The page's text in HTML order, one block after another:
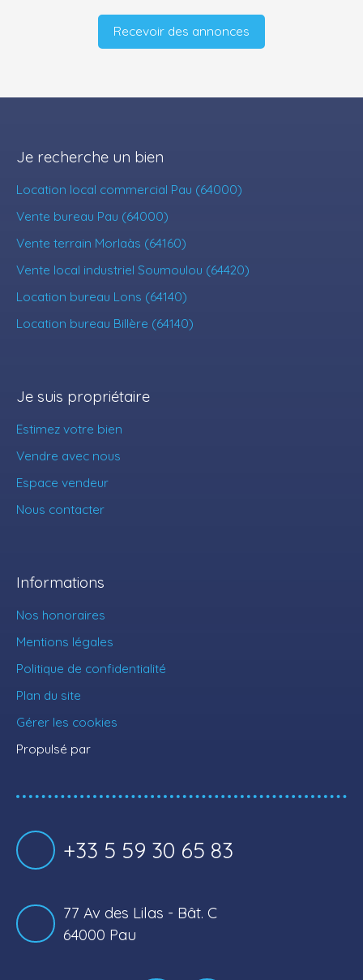
Recevoir des annonces
Je recherche un bien
Location local commercial Pau (64000)
Vente bureau Pau (64000)
Vente terrain Morlaàs (64160)
Vente local industriel Soumoulou (64420)
Location bureau Lons (64140)
Location bureau Billère (64140)
Je suis propriétaire
Estimez votre bien
Vendre avec nous
Espace vendeur
Nous contacter
Informations
Nos honoraires
Mentions légales
Politique de confidentialité
Plan du site
Gérer les cookies
Propulsé par
+33 5 59 30 65 83
77 Av des Lilas - Bât. C
64000 Pau